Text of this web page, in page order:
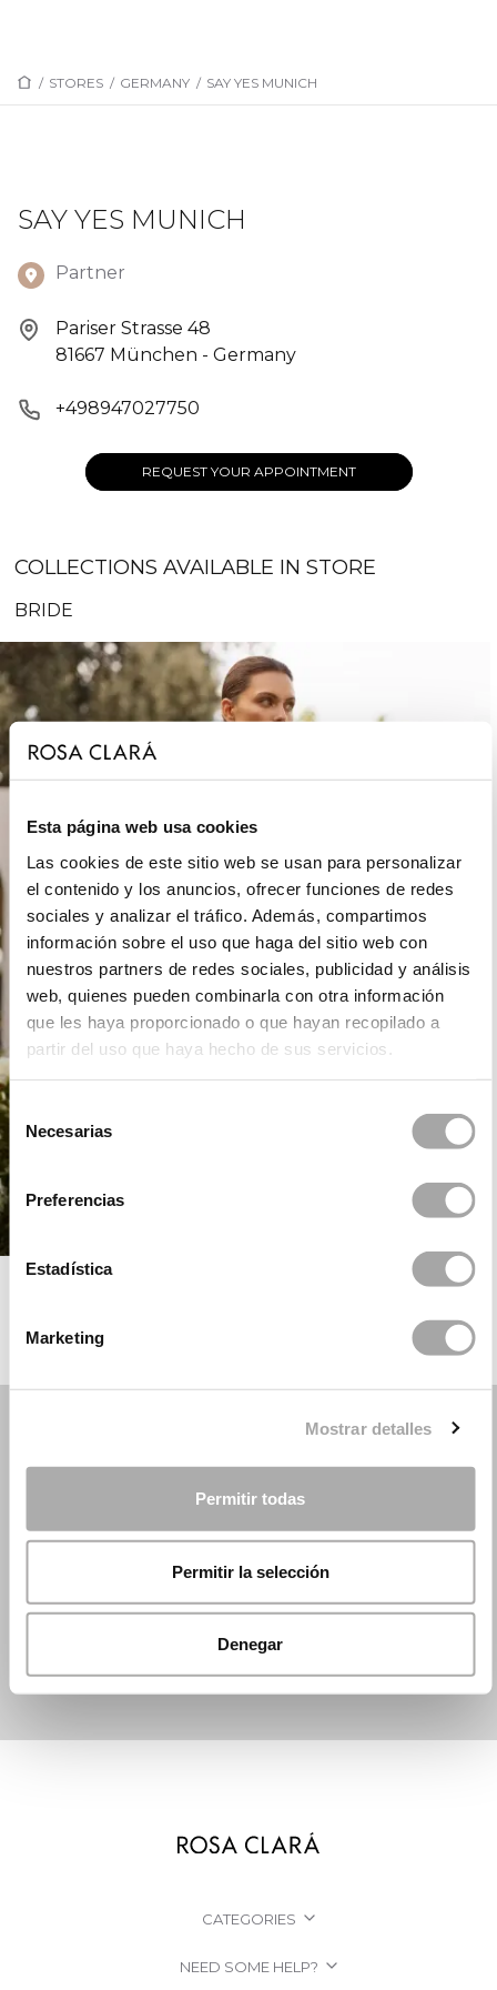
Esta página web usa cookies
Las cookies de este sitio web se usan para personalizar
el contenido y los anuncios, ofrecer funciones de redes
sociales y analizar el tráfico. Además, compartimos
información sobre el uso que haga del sitio web con
nuestros partners de redes sociales, publicidad y análisis
web, quienes pueden combinarla con otra información
que les haya proporcionado o que hayan recopilado a
partir del uso que haya hecho de sus servicios.
Selección
consentimiento
Necesarias
Preferencias
Estadística
Marketing
Mostrar detalles
Permitir todas
Permitir la selección
Denegar
/ STORES / GERMANY / SAY YES MUNICH
SAY YES MUNICH
Partner
Pariser Strasse 48
81667 München - Germany
+498947027750
REQUEST YOUR APPOINTMENT
COLLECTIONS AVAILABLE IN STORE
BRIDE
ROSA CLARÁ
CATEGORIES
NEED SOME HELP?